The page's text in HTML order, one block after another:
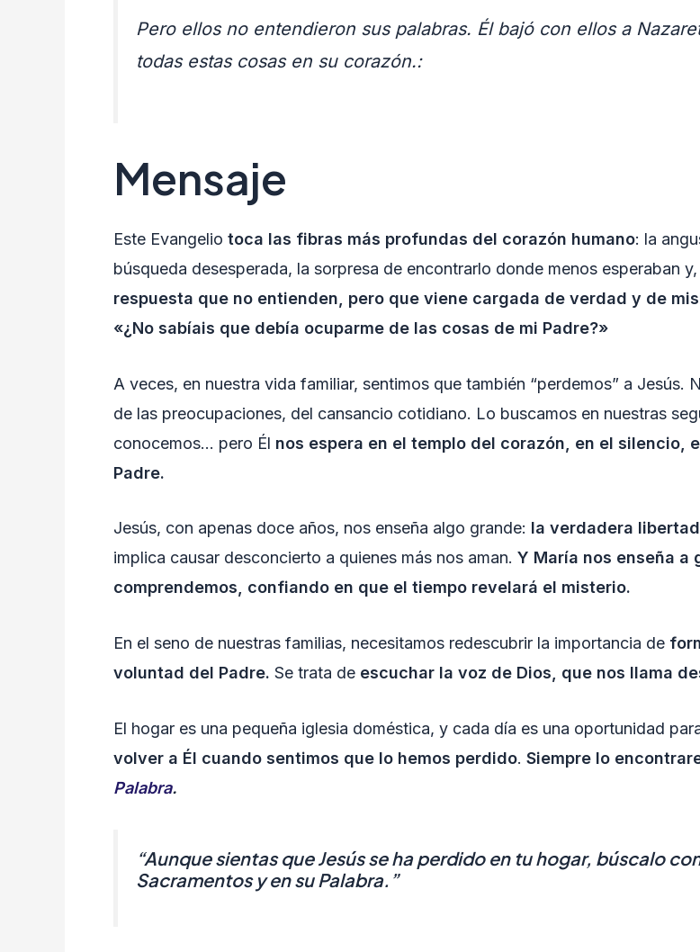
Pero ellos no entendieron sus palabras. Él bajó con ellos a
todas estas cosas en su corazón.:
Mensaje
Este Evangelio toca las fibras más profundas del corazón humano: la
búsqueda desesperada, la sorpresa de encontrarlo donde menos esperaban
respuesta que no entienden, pero que viene cargada de verdad y de
«¿No sabíais que debía ocuparme de las cosas de mi Padre?»
A veces, en nuestra vida familiar, sentimos que también “perdemos” a
de las preocupaciones, del cansancio cotidiano. Lo buscamos en nuestras
conocemos… pero Él nos espera en el templo del corazón, en el silencio,
Padre.
Jesús, con apenas doce años, nos enseña algo grande: la verdadera
implica causar desconcierto a quienes más nos aman. Y María nos enseña a
comprendemos, confiando en que el tiempo revelará el misterio.
En el seno de nuestras familias, necesitamos redescubrir la importancia de
voluntad del Padre. Se trata de escuchar la voz de Dios, que nos llama
El hogar es una pequeña iglesia doméstica, y cada día es una oportunidad
volver a Él cuando sentimos que lo hemos perdido. Siempre lo
Palabra.
“Aunque sientas que Jesús se ha perdido en tu hogar, búscalo
Sacramentos y en su Palabra.”